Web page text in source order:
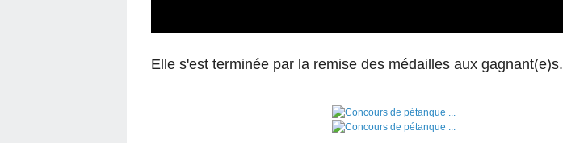
Elle s'est terminée par la remise des médailles aux gagnant(e)s.